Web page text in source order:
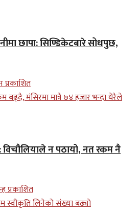
छापा: सिण्डिकेटबारे सोधपुछ,
प्रकाशित
विचौलियाले न पठायो, नत रकम नै
प्रकाशित